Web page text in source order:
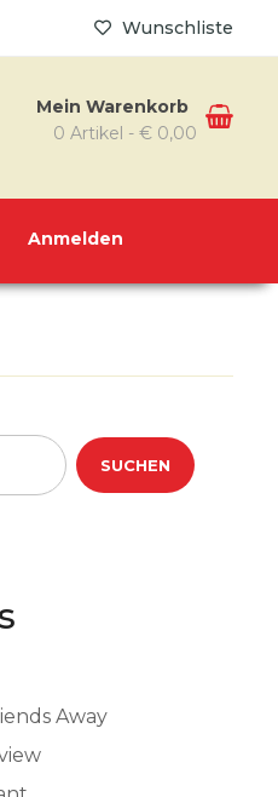
Wunschliste
Mein Warenkorb
0 Artikel - €0,00
Anmelden
SUCHEN
Away